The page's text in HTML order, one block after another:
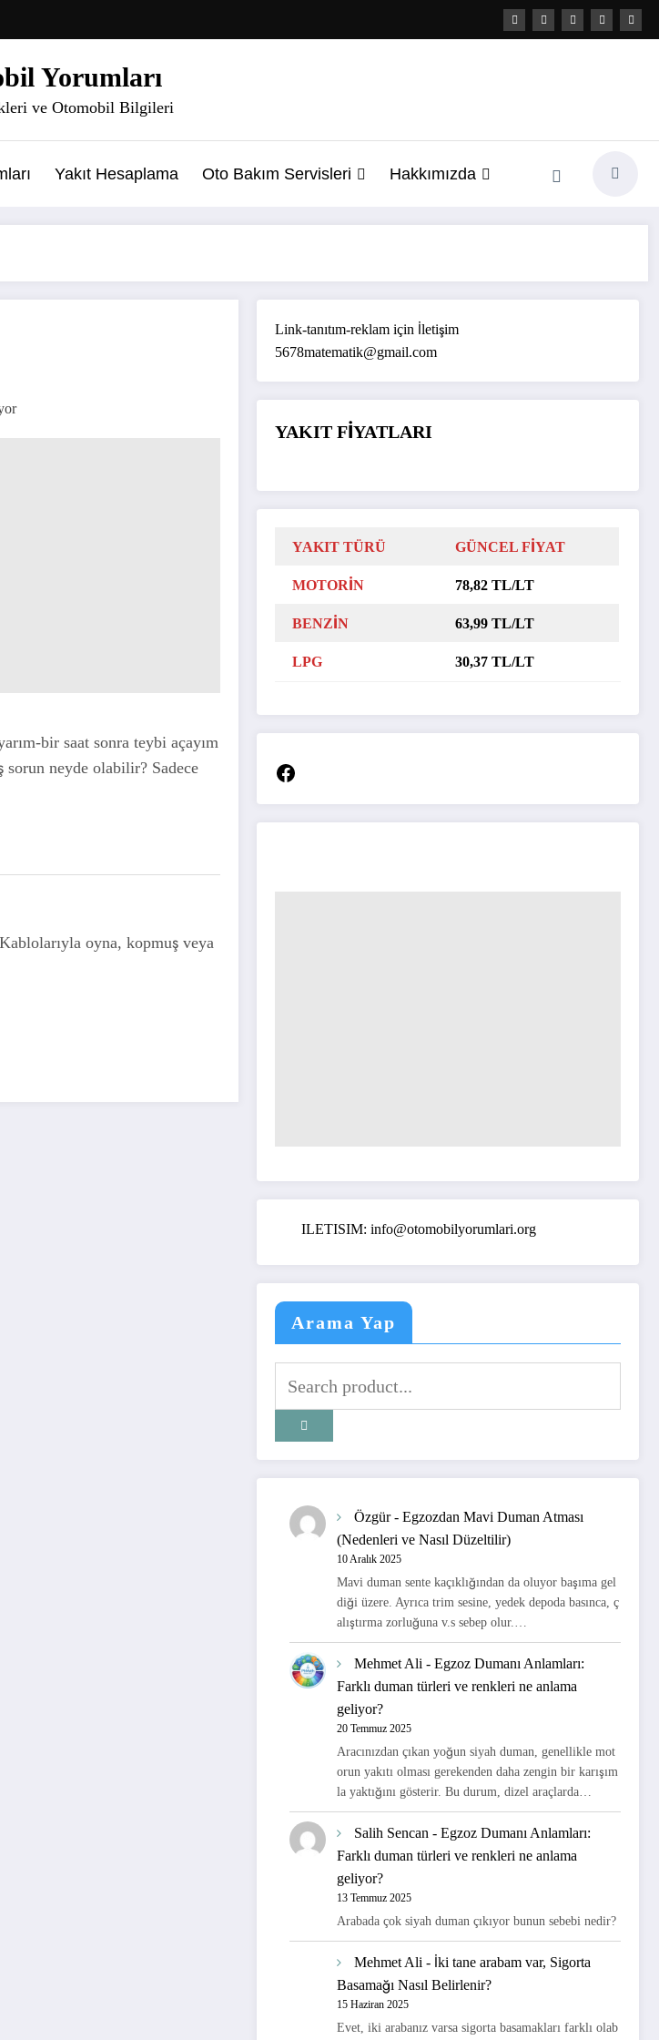
Yorumları
ve Otomobil Bilgileri
Yakıt Hesaplama Oto Bakım Servisleri Hakkımızda
bir saat sonra teybi açayım
sorun neyde olabilir? Sadece
oyna, kopmuş veya
Link-tanıtım-reklam için İletişim
5678matematik@gmail.com
YAKIT FİYATLARI
YAKIT TÜRÜ GÜNCEL FİYAT
MOTORİN 78,82 TL/LT
BENZİN 63,99 TL/LT
LPG 30,37 TL/LT
Facebook
ILETISIM: info@otomobilyorumlari.org
Arama Yap
Özgür-Egzozdan Mavi Duman Atması
(Nedenleri ve Nasıl Düzeltilir)
10 Aralık 2025
Mavi duman sente kaçıklığından da oluyor başıma gel
diği üzere. Ayrıca trim sesine, yedek depoda basınca, ç
alıştırma zorluğuna v.s sebep olur.…
Mehmet Ali -Egzoz Dumanı Anlamları:
Farklı duman türleri ve renkleri ne anlama
geliyor?
20 Temmuz 2025
Aracınızdan çıkan yoğun siyah duman, genellikle mot
orun yakıtı olması gerekenden daha zengin bir karışım
la yaktığını gösterir. Bu durum, dizel araçlarda…
Salih Sencan -Egzoz Dumanı Anlamları:
Farklı duman türleri ve renkleri ne anlama
geliyor?
13 Temmuz 2025
Arabada çok siyah duman çıkıyor bunun sebebi nedir?
Mehmet Ali - İki tane arabam var, Sigorta
Basamağı Nasıl Belirlenir?
15 Haziran 2025
Evet, iki arabanız varsa sigorta basamakları farklı olab